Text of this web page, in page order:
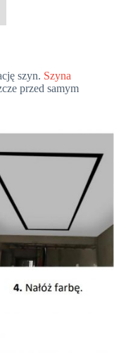
szyn. Szyna
przed samym